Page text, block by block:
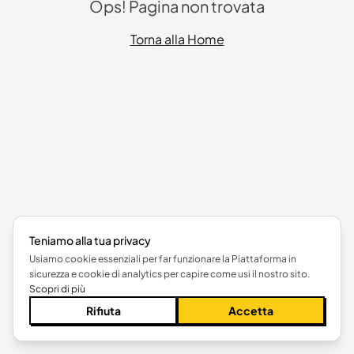
Ops! Pagina non trovata
Torna alla Home
Teniamo alla tua privacy
Usiamo cookie essenziali per far funzionare la Piattaforma in
sicurezza e cookie di analytics per capire come usi il nostro sito.
Scopri di più
Rifiuta Accetta